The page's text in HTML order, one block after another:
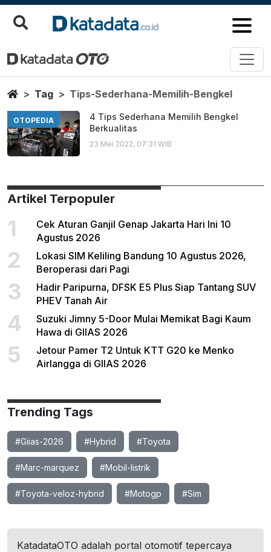
Tips Sederhana Memilih
Berita Terbaru
HomeTag Tips-Sederhana-Memilih-Bengkel
OTOPEDIA
4 Tips Sederhana Memilih Bengkel
Berkualitas
23 Mei 2022, 07:31 WIB
Artikel Terpopuler
1
Cek Aturan Ganjil Genap Jakarta Hari Ini 10
Agustus 2026
2
Lokasi SIM Keliling Bandung 10 Agustus 2026,
Beroperasi dari Pagi
3
Hadir Paripurna, DFSK E5 Plus Siap Tantang SUV
PHEV Tanah Air
4
Suzuki Jimny 5-Door Mulai Memikat Bagi Kaum
Hawa di GIIAS 2026
5
Jetour Pamer T2 Untuk KTT G20 ke Menko
Airlangga di GIIAS 2026
Trending Tags
#Giias-2026 #Hybrid #Toyota
#Marc-marquez #Mobil-listrik
#Toyota-veloz-hybrid #Motogp #Sim
KatadataOTO adalah portal otomotif tepercaya